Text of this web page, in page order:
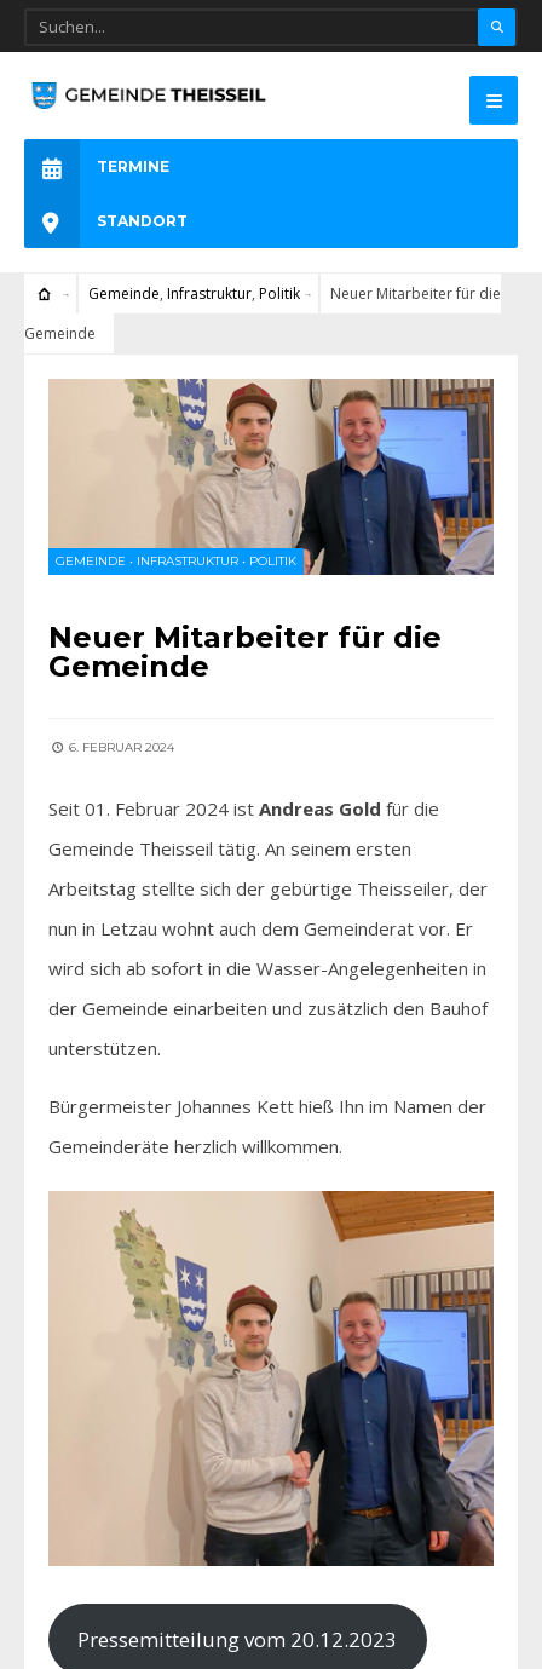
TERMINE
STANDORT
Gemeinde, Infrastruktur, Politik
Neuer Mitarbeiter für die
Gemeinde
GEMEINDE • INFRASTRUKTUR • POLITIK
Neuer Mitarbeiter für die
Gemeinde
6. FEBRUAR 2024
Seit 01. Februar 2024 ist Andreas Gold für die
Gemeinde Theisseil tätig. An seinem ersten
Arbeitstag stellte sich der gebürtige Theisseiler, der
nun in Letzau wohnt auch dem Gemeinderat vor. Er
wird sich ab sofort in die Wasser-Angelegenheiten in
der Gemeinde einarbeiten und zusätzlich den Bauhof
unterstützen.
Bürgermeister Johannes Kett hieß Ihn im Namen der
Gemeinderäte herzlich willkommen.
Pressemitteilung vom 20.12.2023